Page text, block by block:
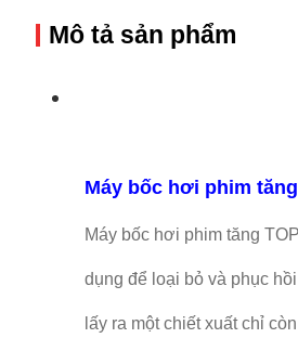
Mô tả sản phẩm
Máy bốc hơi phim tăng
Máy bốc hơi phim tăng
dụng để loại bỏ và phục
lấy ra một chiết xuất chỉ